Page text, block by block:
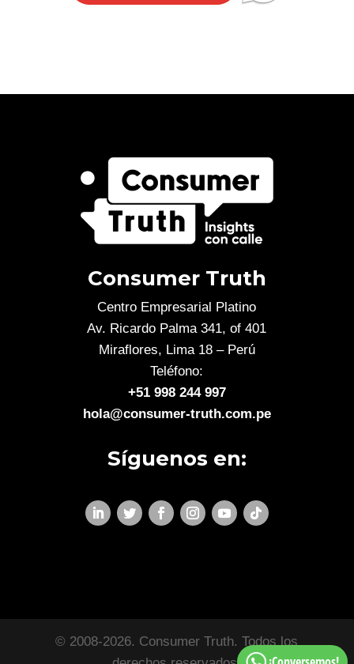
Consumer Truth
Centro Empresarial Platino
Av. Ricardo Palma 341, of 401
Miraflores, Lima 18 – Perú
Teléfono:
+51 998 244 997
hola@consumer-truth.com.pe
Síguenos en:
© 2008-2026. Consumer Truth. Todos los